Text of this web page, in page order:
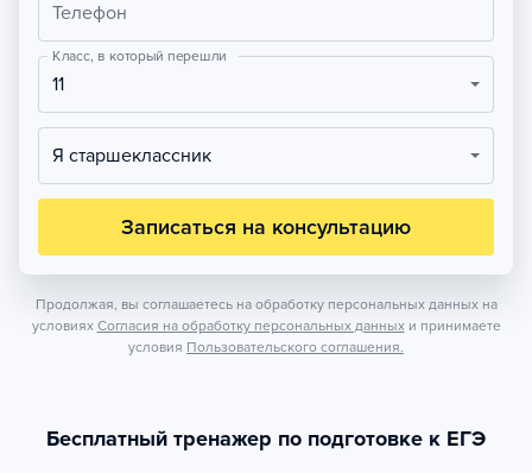
Телефон
Класс, в который перешли
11
Я старшеклассник
Записаться на консультацию
Продолжая, вы соглашаетесь на обработку персональных данных на
условиях Согласия на обработку персональных данных и принимаете
условия Пользовательского соглашения.
Бесплатный тренажер по подготовке к ЕГЭ